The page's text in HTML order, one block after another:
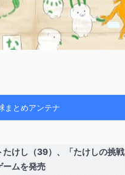
まとめアンテナ
たけし（39）、「たけしの挑戦
ームを発売